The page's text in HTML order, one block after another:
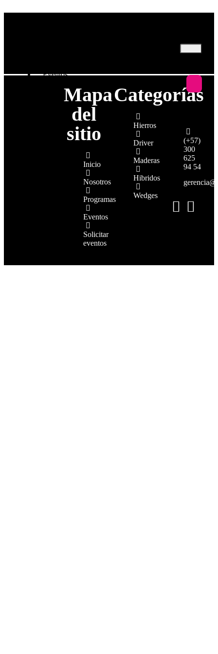
Eventos
Mi cuentaMapa
del
sitio
Inicio
Nosotros
Programas
Eventos
Solicitar
eventos
Categorías
Hierros
Driver
Maderas
Hibridos
Wedges
(+57)
300
625
94 54